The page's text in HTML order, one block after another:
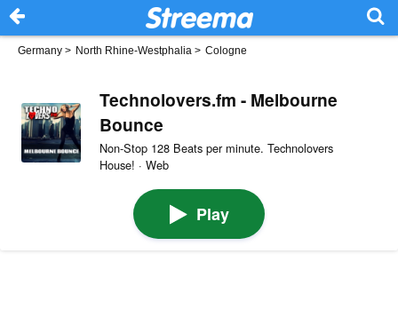
Germany > North Rhine-Westphalia > Cologne
Technolovers.fm - Melbourne
Bounce
Non-Stop 128 Beats per minute. Technolovers
House! · Web
Play